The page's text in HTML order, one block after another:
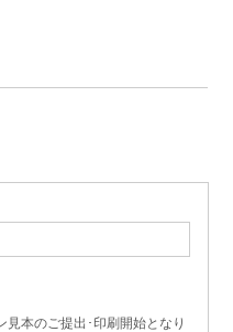
本のご提出･印刷開始となり